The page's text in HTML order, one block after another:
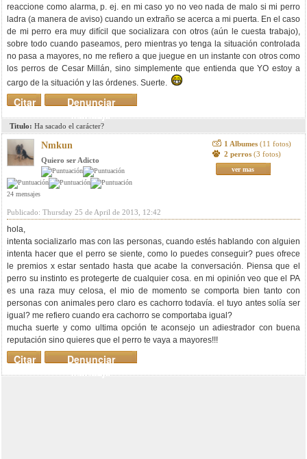
reaccione como alarma, p. ej. en mi caso yo no veo nada de malo si mi perro
ladra (a manera de aviso) cuando un extraño se acerca a mi puerta. En el caso
de mi perro era muy difícil que socializara con otros (aún le cuesta trabajo),
sobre todo cuando paseamos, pero mientras yo tenga la situación controlada
no pasa a mayores, no me refiero a que juegue en un instante con otros como
los perros de Cesar Millán, sino simplemente que entienda que YO estoy a
cargo de la situación y las órdenes. Suerte.
Denunciar
mensaje
Citar
Titulo: Ha sacado el carácter?
Nmkun
Quiero ser Adicto
24 mensajes
1 Albumes (11 fotos)
2 perros (3 fotos)
ver mas
Publicado: Thursday 25 de April de 2013, 12:42
hola,
intenta socializarlo mas con las personas, cuando estés hablando con alguien
intenta hacer que el perro se siente, como lo puedes conseguir? pues ofrece
le premios x estar sentado hasta que acabe la conversación. Piensa que el
perro su instinto es protegerte de cualquier cosa. en mi opinión veo que el PA
es una raza muy celosa, el mio de momento se comporta bien tanto con
personas con animales pero claro es cachorro todavía. el tuyo antes solía ser
igual? me refiero cuando era cachorro se comportaba igual?
mucha suerte y como ultima opción te aconsejo un adiestrador con buena
reputación sino quieres que el perro te vaya a mayores!!!
Denunciar
mensaje
Citar